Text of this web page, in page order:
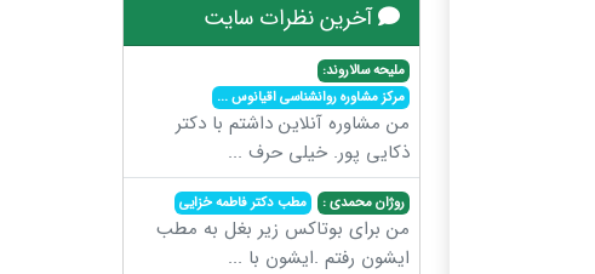
آخرین نظرات سایت
ملیحه سالاروند:
مرکز مشاوره روانشناسی اقیانوس...
من مشاوره آنلاین داشتم با دکتر
ذکایی پور. خیلی حرف ...
روژان محمدی : مطب دکتر فاطمه خزایی
من برای بوتاکس زیر بغل به مطب
ایشون رفتم .ایشون با ...